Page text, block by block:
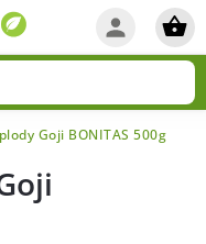
Goji BONITAS 500g